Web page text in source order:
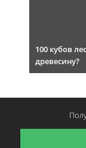
100 кубов
древесину?